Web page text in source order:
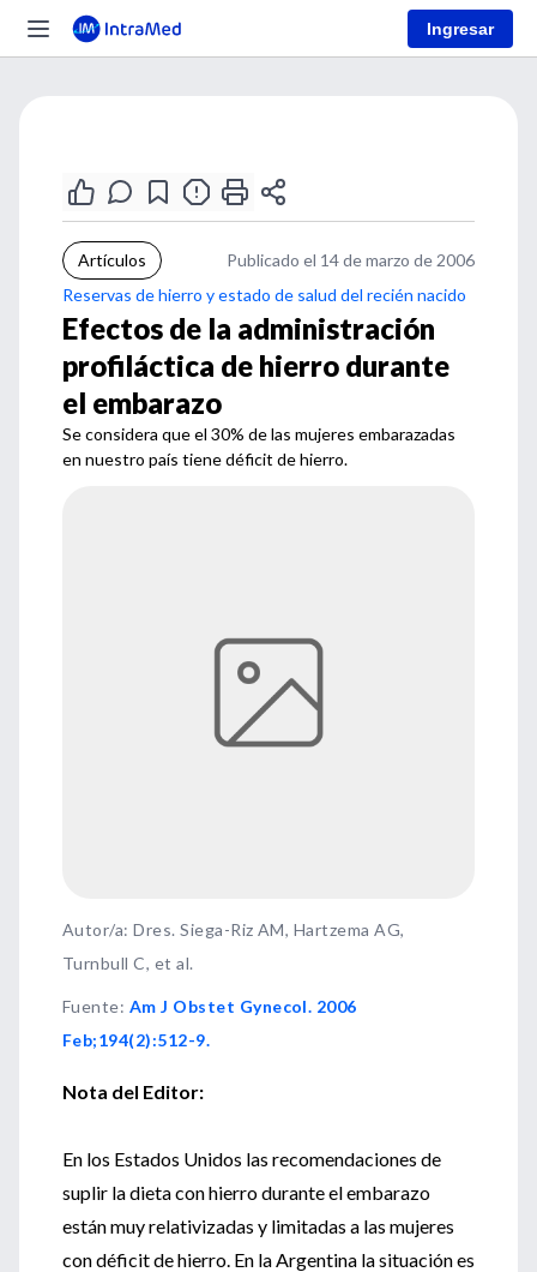
Ingresar
Artículos
Publicado el 14 de marzo de 2006
Reservas de hierro y estado de salud del recién nacido
Efectos de la administración
profiláctica de hierro durante
el embarazo
Se considera que el 30% de las mujeres embarazadas
en nuestro país tiene déficit de hierro.
Autor/a: Dres. Siega-Riz AM, Hartzema AG,
Turnbull C, et al.
Fuente: Am J Obstet Gynecol. 2006
Feb;194(2):512-9.
Nota del Editor:
En los Estados Unidos las recomendaciones de
suplir la dieta con hierro durante el embarazo
están muy relativizadas y limitadas a las mujeres
con déficit de hierro. En la Argentina la situación es